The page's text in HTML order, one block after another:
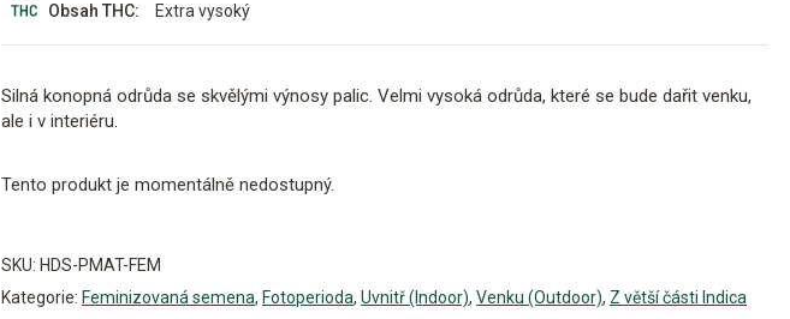
Obsah THC:
Extra vysoký
Silná konopná odrůda se skvělými výnosy palic. Velmi vysoká odrůda, které se bude dařit venku,
ale i v interiéru.
Tento produkt je momentálně nedostupný.
SKU: HDS-PMAT-FEM
Kategorie: Feminizovaná semena, Fotoperioda, Uvnitř (Indoor), Venku (Outdoor), Z větší části Indica